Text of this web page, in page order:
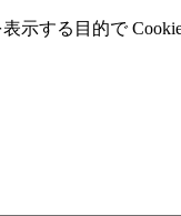
⽰する⽬的で